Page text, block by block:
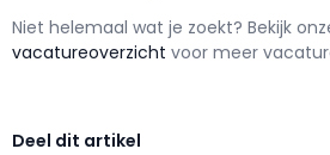
Niet helemaal wat je zoekt? Bekijk
vacatureoverzicht voor meer
Deel dit artikel